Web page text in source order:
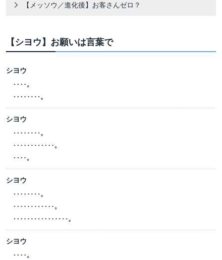
【メッソウ／進化後】お客さんゼロ？
【シヨウ】お願いは言葉で
シヨウ
････。
････････。
シヨウ
････････。
････････････。
････。
シヨウ
････････。
････････････。
････････････････。
シヨウ
････。